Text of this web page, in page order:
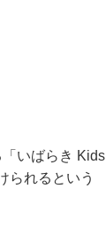
いばらき Kids
られるという